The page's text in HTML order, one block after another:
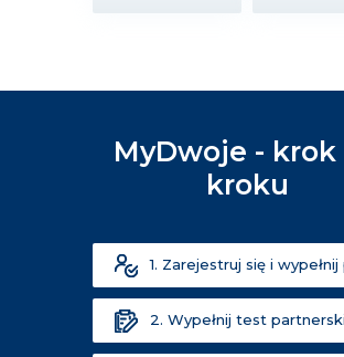
MyDwoje - krok
kroku
1. Zarejestruj się i
2. Wypełnij test partnerski